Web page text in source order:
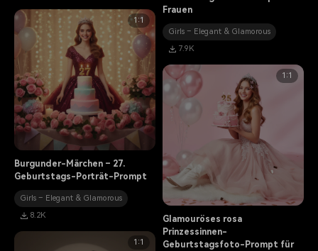
Frauen
Girls – Elegant & Glamorous
7.9K
1:1
Burgunder-Märchen – 27.
Geburtstags-Porträt-Prompt
Girls – Elegant & Glamorous
8.2K
1:1
Glamouröses rosa
Prinzessinnen-
Geburtstagsfoto-Prompt für
1:1